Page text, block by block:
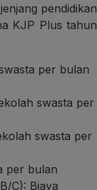
pendidikan
KJP Plus tahun
per bulan
swasta per
swasta per
per bulan
C): Biaya